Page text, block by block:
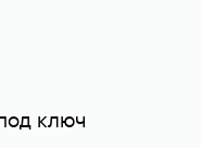
ключ